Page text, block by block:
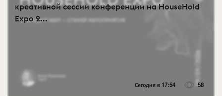
креативной сессии конференции на HouseHold
Expo 2...
Сегодня в 17:54 58